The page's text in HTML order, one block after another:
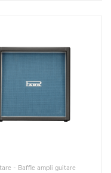
Ampli guitare - Baffle ampli guitare